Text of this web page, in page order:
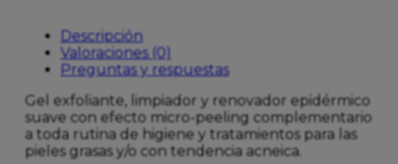
Descripción
Valoraciones (0)
Preguntas y respuestas
Gel exfoliante, limpiador y renovador epidérmico
suave con efecto micro-peeling complementario
a toda rutina de higiene y tratamientos para las
pieles grasas y/o con tendencia acneica.